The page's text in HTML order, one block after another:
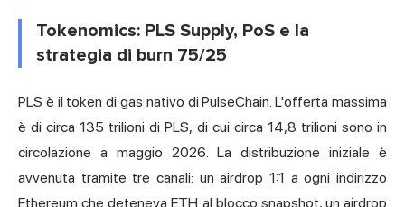
Tokenomics: PLS Supply, PoS e la
strategia di burn 75/25
PLS è il token di gas nativo di PulseChain. L'offerta massima
è di circa 135 trilioni di PLS, di cui circa 14,8 trilioni sono in
circolazione a maggio 2026. La distribuzione iniziale è
avvenuta tramite tre canali: un airdrop 1:1 a ogni indirizzo
Ethereum che deteneva ETH al blocco snapshot, un airdrop